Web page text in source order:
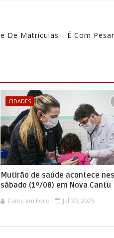
De Matrículas
É Com
CIDADES
Mutirão de saúde acontece
sábado (1º/08) em Nova Cantu
Cantu em Foco Jul 30, 2026